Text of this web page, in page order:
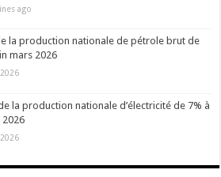
ago
la production nationale de pétrole brut de
mars 2026
la production nationale d’électricité de 7% à